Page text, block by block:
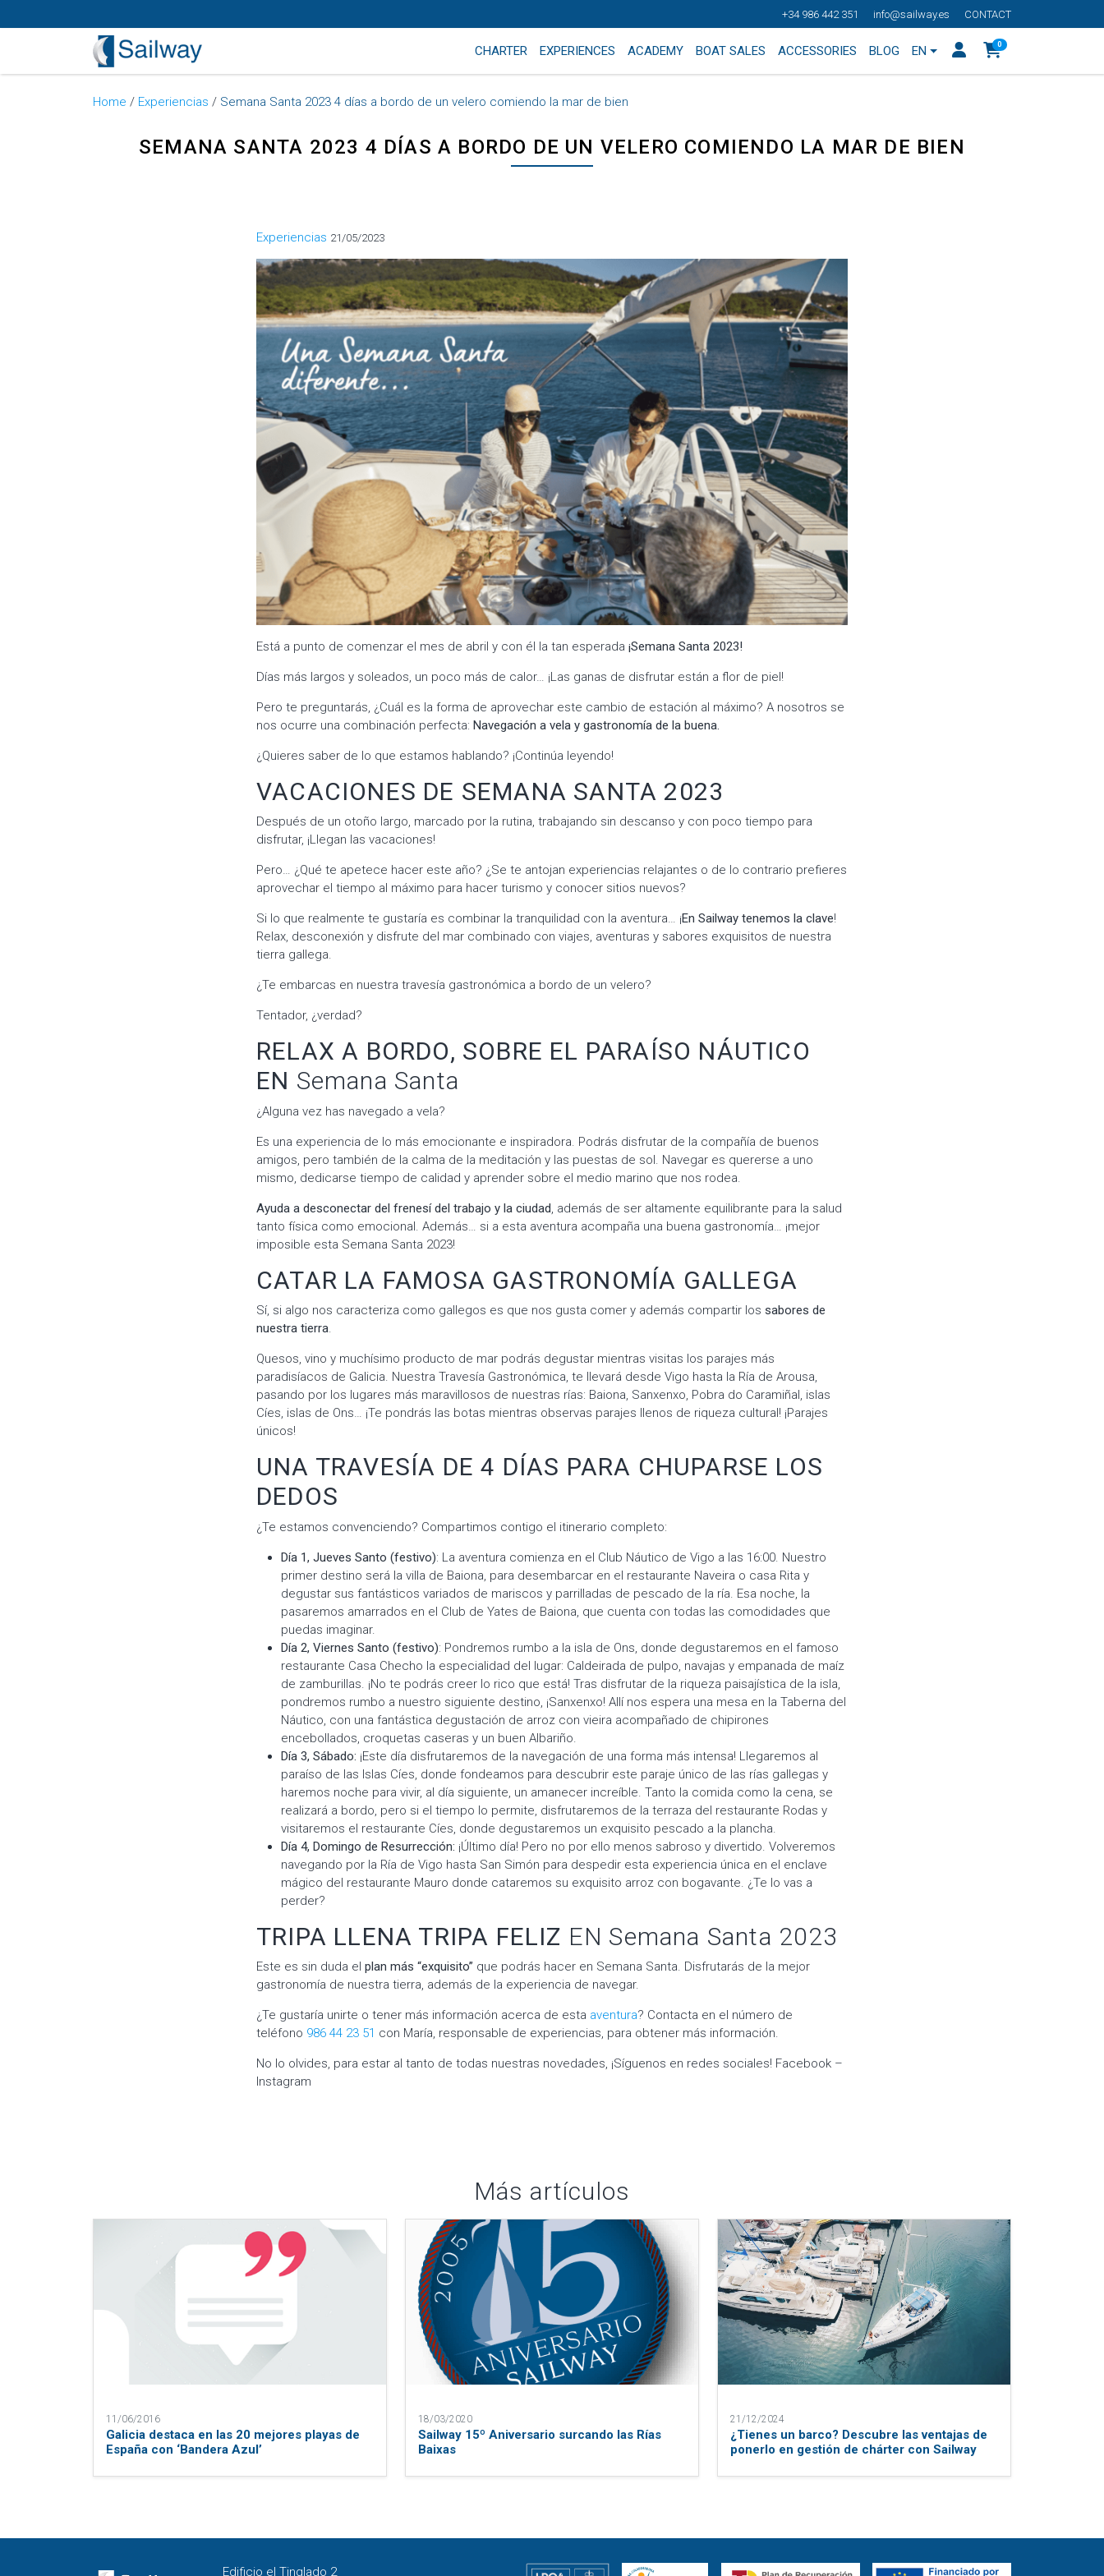
+34 986 442 351 info@sailway.es CONTACT
CHARTER EXPERIENCES ACADEMY BOAT SALES ACCESSORIES BLOG EN 0
Home / Experiencias / Semana Santa 2023 4 días a bordo de un velero comiendo la mar de bien
SEMANA SANTA 2023 4 DÍAS A BORDO DE UN VELERO COMIENDO LA MAR DE BIEN
Categorías
Experiencias 21/05/2023
Está a punto de comenzar el mes de abril y con él la tan esperada ¡Semana Santa 2023!
Días más largos y soleados, un poco más de calor… ¡Las ganas de disfrutar están a flor de piel!
Pero te preguntarás, ¿Cuál es la forma de aprovechar este cambio de estación al máximo? A nosotros se
nos ocurre una combinación perfecta: Navegación a vela y gastronomía de la buena.
¿Quieres saber de lo que estamos hablando? ¡Continúa leyendo!
VACACIONES DE SEMANA SANTA 2023
Después de un otoño largo, marcado por la rutina, trabajando sin descanso y con poco tiempo para
disfrutar, ¡Llegan las vacaciones!
Pero… ¿Qué te apetece hacer este año? ¿Se te antojan experiencias relajantes o de lo contrario prefieres
aprovechar el tiempo al máximo para hacer turismo y conocer sitios nuevos?
Si lo que realmente te gustaría es combinar la tranquilidad con la aventura… ¡En Sailway tenemos la clave!
Relax, desconexión y disfrute del mar combinado con viajes, aventuras y sabores exquisitos de nuestra
tierra gallega.
¿Te embarcas en nuestra travesía gastronómica a bordo de un velero?
Tentador, ¿verdad?
RELAX A BORDO, SOBRE EL PARAÍSO NÁUTICO
EN Semana Santa
¿Alguna vez has navegado a vela?
Es una experiencia de lo más emocionante e inspiradora. Podrás disfrutar de la compañía de buenos
amigos, pero también de la calma de la meditación y las puestas de sol. Navegar es quererse a uno
mismo, dedicarse tiempo de calidad y aprender sobre el medio marino que nos rodea.
Ayuda a desconectar del frenesí del trabajo y la ciudad, además de ser altamente equilibrante para la salud
tanto física como emocional. Además… si a esta aventura acompaña una buena gastronomía… ¡mejor
imposible esta Semana Santa 2023!
CATAR LA FAMOSA GASTRONOMÍA GALLEGA
Sí, si algo nos caracteriza como gallegos es que nos gusta comer y además compartir los sabores de
nuestra tierra.
Quesos, vino y muchísimo producto de mar podrás degustar mientras visitas los parajes más
paradisíacos de Galicia. Nuestra Travesía Gastronómica, te llevará desde Vigo hasta la Ría de Arousa,
pasando por los lugares más maravillosos de nuestras rías: Baiona, Sanxenxo, Pobra do Caramiñal, islas
Cíes, islas de Ons… ¡Te pondrás las botas mientras observas parajes llenos de riqueza cultural! ¡Parajes
únicos!
UNA TRAVESÍA DE 4 DÍAS PARA CHUPARSE LOS
DEDOS
¿Te estamos convenciendo? Compartimos contigo el itinerario completo:
Día 1, Jueves Santo (festivo): La aventura comienza en el Club Náutico de Vigo a las 16:00. Nuestro
primer destino será la villa de Baiona, para desembarcar en el restaurante Naveira o casa Rita y
degustar sus fantásticos variados de mariscos y parrilladas de pescado de la ría. Esa noche, la
pasaremos amarrados en el Club de Yates de Baiona, que cuenta con todas las comodidades que
puedas imaginar.
Día 2, Viernes Santo (festivo): Pondremos rumbo a la isla de Ons, donde degustaremos en el famoso
restaurante Casa Checho la especialidad del lugar: Caldeirada de pulpo, navajas y empanada de maíz
de zamburillas. ¡No te podrás creer lo rico que está! Tras disfrutar de la riqueza paisajística de la isla,
pondremos rumbo a nuestro siguiente destino, ¡Sanxenxo! Allí nos espera una mesa en la Taberna del
Náutico, con una fantástica degustación de arroz con vieira acompañado de chipirones
encebollados, croquetas caseras y un buen Albariño.
Día 3, Sábado: ¡Este día disfrutaremos de la navegación de una forma más intensa! Llegaremos al
paraíso de las Islas Cíes, donde fondeamos para descubrir este paraje único de las rías gallegas y
haremos noche para vivir, al día siguiente, un amanecer increíble. Tanto la comida como la cena, se
realizará a bordo, pero si el tiempo lo permite, disfrutaremos de la terraza del restaurante Rodas y
visitaremos el restaurante Cíes, donde degustaremos un exquisito pescado a la plancha.
Día 4, Domingo de Resurrección: ¡Último día! Pero no por ello menos sabroso y divertido. Volveremos
navegando por la Ría de Vigo hasta San Simón para despedir esta experiencia única en el enclave
mágico del restaurante Mauro donde cataremos su exquisito arroz con bogavante. ¿Te lo vas a
perder?
TRIPA LLENA TRIPA FELIZ EN Semana Santa 2023
Este es sin duda el plan más “exquisito” que podrás hacer en Semana Santa. Disfrutarás de la mejor
gastronomía de nuestra tierra, además de la experiencia de navegar.
¿Te gustaría unirte o tener más información acerca de esta aventura? Contacta en el número de
teléfono 986 44 23 51 con María, responsable de experiencias, para obtener más información.
No lo olvides, para estar al tanto de todas nuestras novedades, ¡Síguenos en redes sociales! Facebook –
Instagram
Más artículos
11/06/2016
Galicia destaca en las 20 mejores playas de
España con ‘Bandera Azul’
18/03/2020
Sailway 15º Aniversario surcando las Rías
Baixas
21/12/2024
¿Tienes un barco? Descubre las ventajas de
ponerlo en gestión de chárter con Sailway
Edificio el Tinglado 2